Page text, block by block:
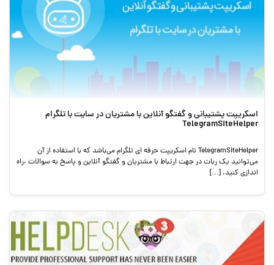
اسکریپت پشتیبانی و گفتگو آنلاین با مشتریان در سایت با تلگرام
TelegramSiteHelper
TelegramSiteHelper نام اسکریپت حرفه ای تلگرام می‌باشد که با استفاده از آن
می‌توانید یک ربات در جهت ارتباط با مشتریان و گفتگو آنلاین و پاسخ به سوالات ،راه
اندازی کنید. […]